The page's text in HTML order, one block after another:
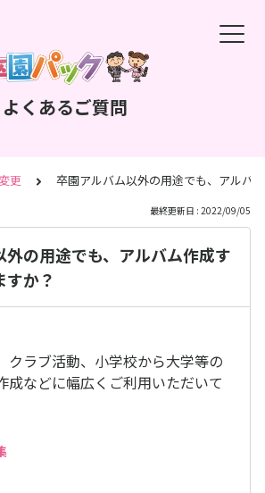
よくあるご質問
更 卒園アルバム以外の用途でも、アルバ
最終更新日 : 2022/09/05
外の用途でも、アルバム作成す
すか？
クラブ活動、小学校から大学等の
成などに幅広くご利用いただいて